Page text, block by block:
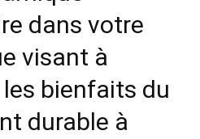
dans votre
visant à
bienfaits du
durable à